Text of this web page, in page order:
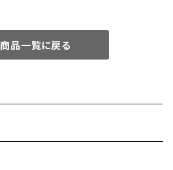
商品一覧に戻る